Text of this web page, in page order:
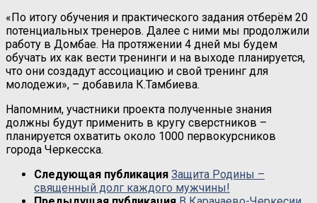
«По итогу обучения и практического задания отберём 20
потенциальных тренеров. Далее с ними мы продолжили
работу в Домбае. На протяжении 4 дней мы будем
обучать их как вести тренинги и на выходе планируется,
что они создадут ассоциацию и свой тренинг для
молодежи», – добавила К.Тамбиева.
Напомним, участники проекта полученные знания
должны будут применить в кругу сверстников –
планируется охватить около 1000 первокурсников
города Черкесска.
Следующая публикация Защита Родины –
священный долг каждого мужчины!